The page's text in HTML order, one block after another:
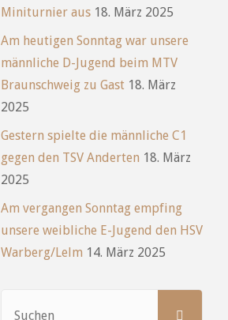
Miniturnier aus 18. März 2025
Am heutigen Sonntag war unsere
männliche D-Jugend beim MTV
Braunschweig zu Gast 18. März
2025
Gestern spielte die männliche C1
gegen den TSV Anderten 18. März
2025
Am vergangen Sonntag empfing
unsere weibliche E-Jugend den HSV
Warberg/Lelm 14. März 2025
SUCHEN